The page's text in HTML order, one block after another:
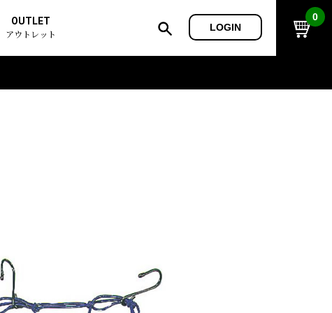
OUTLET
アウトレット
LOGIN
0